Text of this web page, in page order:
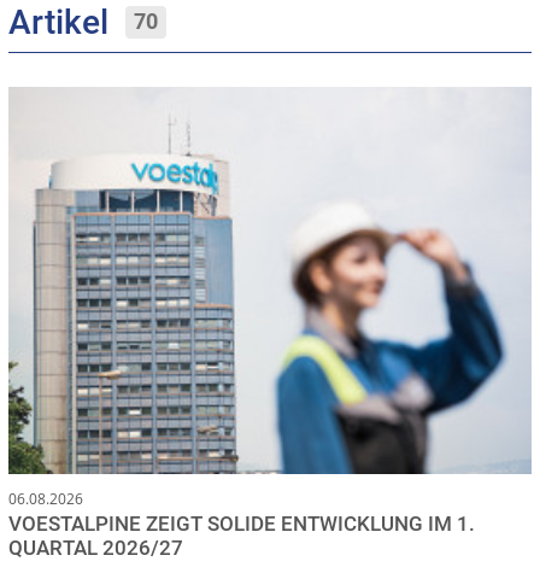
Artikel 70
06.08.2026
VOESTALPINE ZEIGT SOLIDE ENTWICKLUNG IM 1.
QUARTAL 2026/27